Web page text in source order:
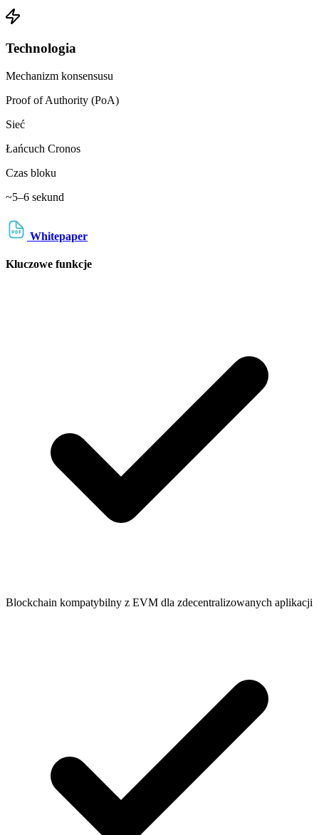
Technologia
Mechanizm konsensusu
Proof of Authority (PoA)
Sieć
Łańcuch Cronos
Czas bloku
~5–6 sekund
Whitepaper
Kluczowe funkcje
Blockchain kompatybilny z EVM dla zdecentralizowanych aplikacji